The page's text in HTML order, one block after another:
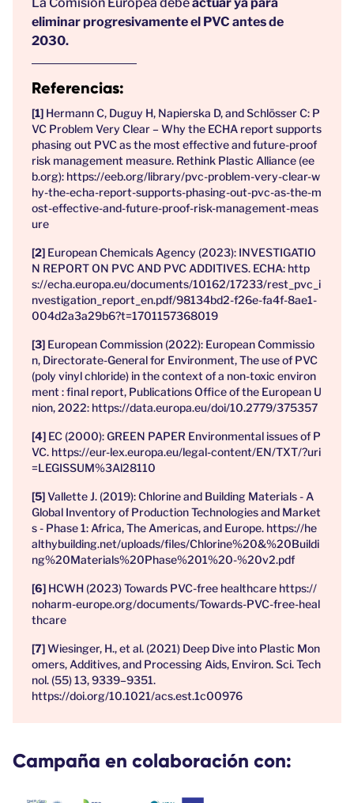
eliminar progresivamente el PVC antes de
2030.
Referencias:
Hermann C, Duguy H, Napierska D, and Schlösser C: P
VC Problem Very Clear – Why the ECHA report supports
phasing out PVC as the most effective and future-proof
risk management measure. Rethink Plastic Alliance (ee
b.org): https://eeb.org/library/pvc-problem-very-clear-w
hy-the-echa-report-supports-phasing-out-pvc-as-the-m
ost-effective-and-future-proof-risk-management-meas
ure
European Chemicals Agency (2023): INVESTIGATIO
N REPORT ON PVC AND PVC ADDITIVES. ECHA: http
s://echa.europa.eu/documents/10162/17233/rest_pvc_i
nvestigation_report_en.pdf/98134bd2-f26e-fa4f-8ae1-
004d2a3a29b6?t=1701157368019
European Commission (2022): European Commissio
n, Directorate-General for Environment, The use of PVC
(poly vinyl chloride) in the context of a non-toxic environ
ment : final report, Publications Office of the European U
nion, 2022: https://data.europa.eu/doi/10.2779/375357
EC (2000): GREEN PAPER Environmental issues of P
VC. https://eur-lex.europa.eu/legal-content/EN/TXT/?uri
=LEGISSUM%3Al28110
Vallette J. (2019): Chlorine and Building Materials - A
Global Inventory of Production Technologies and Market
s - Phase 1: Africa, The Americas, and Europe. https://he
althybuilding.net/uploads/files/Chlorine%20&%20Buildi
ng%20Materials%20Phase%201%20-%20v2.pdf
HCWH (2023) Towards PVC-free healthcare https://
noharm-europe.org/documents/Towards-PVC-free-heal
thcare
Wiesinger, H., et al. (2021) Deep Dive into Plastic Mon
omers, Additives, and Processing Aids, Environ. Sci. Tech
nol. (55) 13, 9339–9351.
https://doi.org/10.1021/acs.est.1c00976
Campaña en colaboración con: